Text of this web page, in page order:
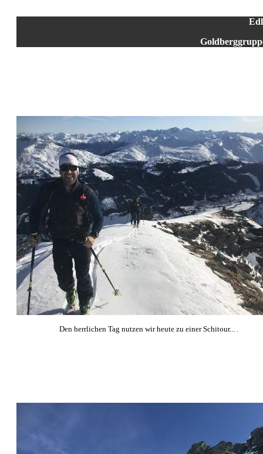
Den herrlichen Tag nutzen wir heute zu einer Schitour... .